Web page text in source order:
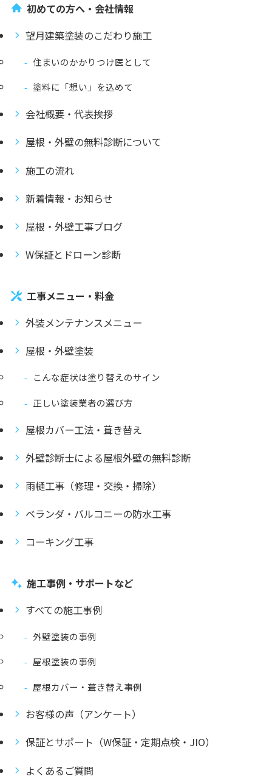
初めての方へ・会社情報
望月建築塗装のこだわり施工
住まいのかかりつけ医として
塗料に「想い」を込めて
会社概要・代表挨拶
屋根・外壁の無料診断について
施工の流れ
新着情報・お知らせ
屋根・外壁工事ブログ
W保証とドローン診断
工事メニュー・料金
外装メンテナンスメニュー
屋根・外壁塗装
こんな症状は塗り替えのサイン
正しい塗装業者の選び方
屋根カバー工法・葺き替え
外壁診断士による屋根外壁の無料診断
雨樋工事（修理・交換・掃除）
ベランダ・バルコニーの防水工事
コーキング工事
施工事例・サポートなど
すべての施工事例
外壁塗装の事例
屋根塗装の事例
屋根カバー・葺き替え事例
お客様の声（アンケート）
保証とサポート（W保証・定期点検・JIO）
よくあるご質問